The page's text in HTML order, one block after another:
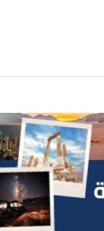
س
ل
ع
ر
ب
ي